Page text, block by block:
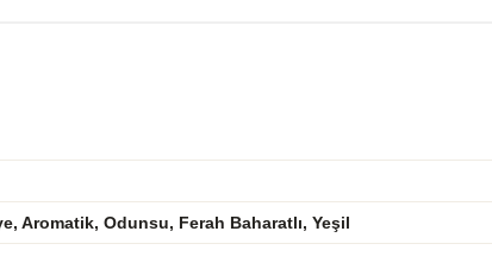
Aromatik, Odunsu, Ferah Baharatlı, Yeşil